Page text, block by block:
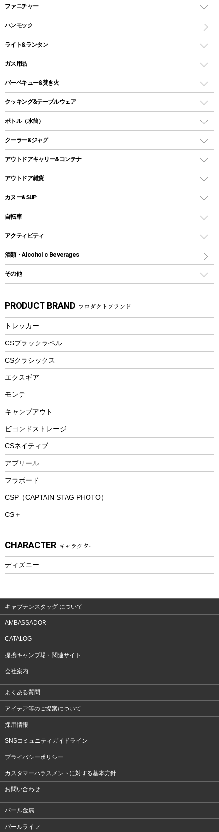
ワンポールテント
シェルターテント
ロッジ型・オリジナルテント
タープ
スクエアタープ（レクタタープ）
メッシュタープ
自立式タープ
パラソル
テントアクセサリー
ペグ
グランドシート
ガイドロープ
ツール
インナーシュラフ
キャンピングベッド・コット
インフレータブルマット
ファニチャー
アウトドアテーブル
レジャーシート
ハンモック
ライト&ランタン
LEDランタン
ガスランタン
オイルランタン
LEDライト
ヘッドライト
キャンドル
ガス用品
ガスバーナー
ガス缶
ガストーチ、ライター
バーベキュー&焚き火
バーベキューコンロ、グリル
焚き火台タイプ（ロースタイル）グリル
卓上タイプグリル
パーティータイプグリル
鉄板、アミ
焚き火台&ストーブ
火起こし
バーベキューツール
クッキング&テーブルウェア
ダッチオーブン
ホットサンドメーカー
クッカーセット
シェラカップ
クッキングツール
ナイフ
カトラリー
マグカップ、カップ
ステンレスボトル
フードボトル
トレー
ランチョンマット
ランチボックス
ボトル（水筒）
ステンレスボトル
コップ付きタイプ
ワンタッチタイプ
プラスチックボトル
ディズニーボトル
クーラー&ジャグ
クーラーボックス
クーラーバッグ
ウォータージャグ
保冷剤
アウトドアキャリー&コンテナ
アウトドアキャリー
アウトドア雑貨
バックパック&バッグ
リュック、バックパック
トートバッグ、サコッシュ
ショッピングキャリー
その他アウトドア雑貨
スプレー関係
ツール、他
カヌー&SUP
インフレータブル
カヤック
パドル
ヘルメット
エアーポンプ
アクセサリー
自転車
折りたたみ自転車
スポーツサイクル
シティサイクル
自転車ウェア
アクティビティ
マリン
ラッシュガード
パラソル
フローティングベスト
ヘルメット
エアーポンプ
ビーチテント
ウィンター
スノーシュー
防寒ウェア
トレッキング
トレッキングアクセサリー
プレイグッズ
ウェルネス
ウェア、タオル
ウェア
酒類・Alcoholic Beverages
その他
湯たんぽ
防災用品
PRODUCT BRAND プロダクトブランド
トレッカー
CSブラックラベル
CSクラシックス
エクスギア
モンテ
キャンプアウト
ビヨンドストレージ
CSネイティブ
アプリール
フラボード
CSP（CAPTAIN STAG PHOTO）
CS＋
CHARACTER キャラクター
ディズニー
キャプテンスタッグ について
AMBASSADOR
CATALOG
提携キャンプ場・関連サイト
会社案内
よくある質問
アイデア等のご提案について
採用情報
SNSコミュニティガイドライン
プライバシーポリシー
カスタマーハラスメントに対する基本方針
お問い合わせ
パール金属
パールライフ